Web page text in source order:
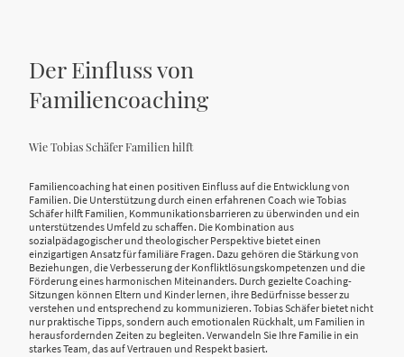
Der Einfluss von
Familiencoaching
Wie Tobias Schäfer Familien hilft
Familiencoaching hat einen positiven Einfluss auf die Entwicklung von
Familien. Die Unterstützung durch einen erfahrenen Coach wie Tobias
Schäfer hilft Familien, Kommunikationsbarrieren zu überwinden und ein
unterstützendes Umfeld zu schaffen. Die Kombination aus
sozialpädagogischer und theologischer Perspektive bietet einen
einzigartigen Ansatz für familiäre Fragen. Dazu gehören die Stärkung von
Beziehungen, die Verbesserung der Konfliktlösungskompetenzen und die
Förderung eines harmonischen Miteinanders. Durch gezielte Coaching-
Sitzungen können Eltern und Kinder lernen, ihre Bedürfnisse besser zu
verstehen und entsprechend zu kommunizieren. Tobias Schäfer bietet nicht
nur praktische Tipps, sondern auch emotionalen Rückhalt, um Familien in
herausfordernden Zeiten zu begleiten. Verwandeln Sie Ihre Familie in ein
starkes Team, das auf Vertrauen und Respekt basiert.